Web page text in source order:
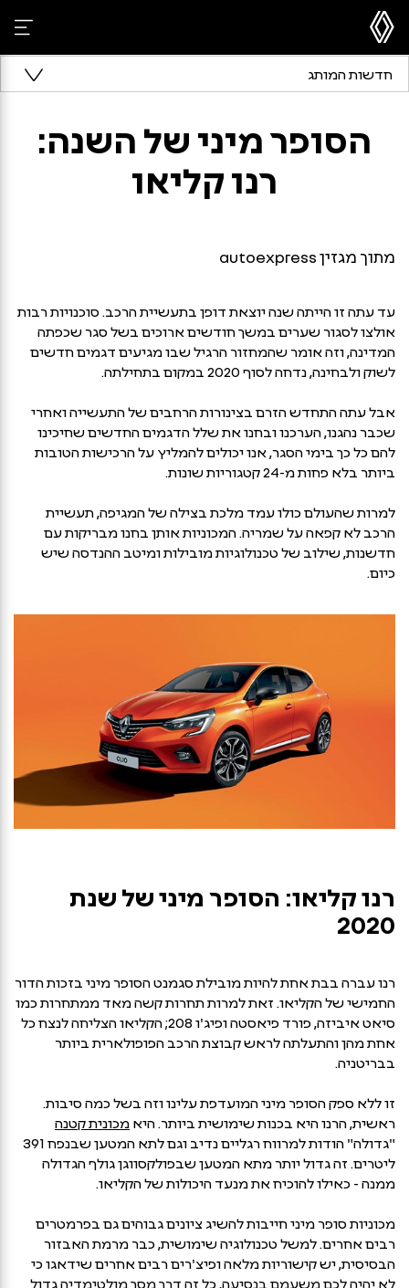
חדשות המותג
הסופר מיני של השנה:
רנו קליאו
מתוך מגזין autoexpress
עד עתה זו הייתה שנה יוצאת דופן בתעשיית הרכב. סוכנויות רבות
אולצו לסגור שערים במשך חודשים ארוכים בשל סגר שכפתה
המדינה, וזה אומר שהמחזור הרגיל שבו מגיעים דגמים חדשים
לשוק ולבחינה, נדחה לסוף 2020 במקום בתחילתה.
אבל עתה התחדש הזרם בצינורות הרחבים של התעשייה ואחרי
שכבר נהגנו, הערכנו ובחנו את שלל הדגמים החדשים שחיכינו
להם כל כך בימי הסגר, אנו יכולים להמליץ על הרכישות הטובות
ביותר בלא פחות מ-24 קטגוריות שונות.
למרות שהעולם כולו עמד מלכת בצילה של המגיפה, תעשיית
הרכב לא קפאה על שמריה. המכוניות אותן בחנו מבריקות עם
חדשנות, שילוב של טכנולוגיות מובילות ומיטב ההנדסה שיש
כיום.
רנו קליאו: הסופר מיני של שנת
2020
רנו עברה בבת אחת להיות מובילת סגמנט הסופר מיני בזכות הדור
החמישי של הקליאו. זאת למרות תחרות קשה מאד ממתחרות כמו
סיאט איביזה, פורד פיאסטה ופיג'ו 208; הקליאו הצליחה לנצח כל
אחת מהן והתעלתה לראש קבוצת הרכב הפופולארית ביותר
בבריטניה.
זו ללא ספק הסופר מיני המועדפת עלינו וזה בשל כמה סיבות.
ראשית, הרנו היא בכנות שימושית ביותר. היא מכונית קטנה
"גדולה" הודות למרווח רגליים נדיב וגם לתא המטען שבנפח 391
ליטרים. זה גדול יותר מתא המטען שבפולקסווגן גולף הגדולה
ממנה - כאילו להוכיח את מנעד היכולות של הקליאו.
מכוניות סופר מיני חייבות להשיג ציונים גבוהים גם בפרמטרים
רבים אחרים. למשל טכנולוגיה שימושית, כבר מרמת האבזור
הבסיסית, יש קישוריות מלאה ופיצ'רים רבים אחרים שידאגו כי
לא יהיה לכם משעמם בנסיעה, כל זה דרך מסך מולטימדיה גדול